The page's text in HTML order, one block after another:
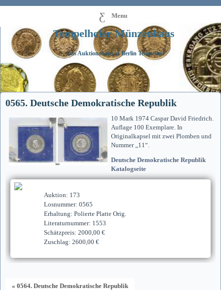
Menu
Tempelhofer Münzenhaus
Das Auktionshaus in Berlin Tempelhof
0565. Deutsche Demokratische Republik
10 Mark 1974 Caspar David Friedrich.
Auflage 100 Exemplare. In
Originalkapsel mit zwei Plomben und
Nummer „11“.
Deutsche Demokratische Republik
Katalogseite
Auktion: 173
Losnummer: 0565
Erhaltung: Polierte Platte Orig.
Literaturnummer: 1553
Schätzpreis: 2000,00 €
Zuschlag: 2600,00 €
« 0564. Deutsche Demokratische Republik